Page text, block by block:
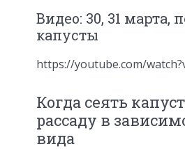
Видео: 30, 31 марта,
капусты
https://youtube.com/
Когда сеять
рассаду в
вида